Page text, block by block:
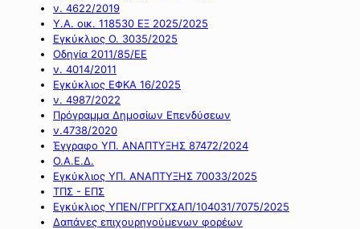
ν. 4622/2019
Υ.Α. οικ. 118530 ΕΞ 2025/2025
Εγκύκλιος Ο. 3035/2025
Οδηγία 2011/85/ΕΕ
ν. 4014/2011
Εγκύκλιος ΕΦΚΑ 16/2025
ν. 4987/2022
Πρόγραμμα Δημοσίων Επενδύσεων
ν.4738/2020
Έγγραφο ΥΠ. ΑΝΑΠΤΥΞΗΣ 87472/2024
Ο.Α.Ε.Δ.
Εγκύκλιος ΥΠ. ΑΝΑΠΤΥΞΗΣ 70033/2025
ΤΠΣ - ΕΠΣ
Εγκύκλιος ΥΠΕΝ/ΓΡΓΓΧΣΑΠ/104031/7075/2025
Δαπάνες επιχουρηγούμενων φορέων